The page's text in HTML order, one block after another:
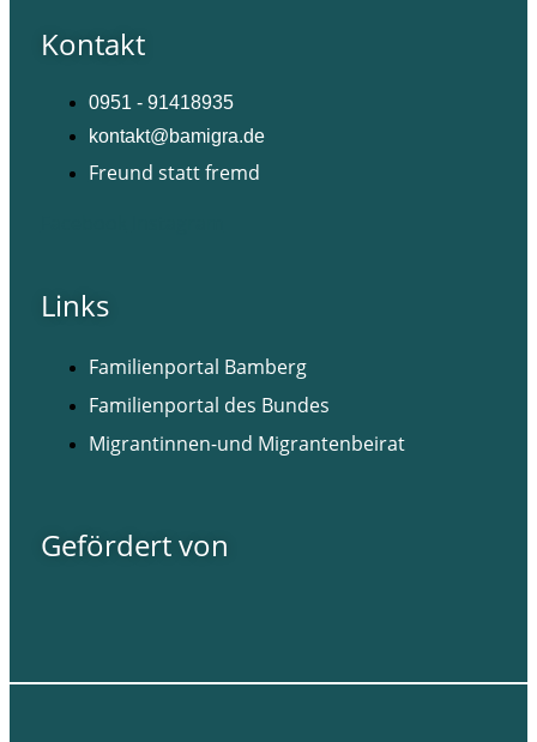
Kontakt
0951 - 91418935
kontakt@bamigra.de
Freund statt fremd
Links
Familienportal Bamberg
Familienportal des Bundes
Migrantinnen-und Migrantenbeirat
Gefördert von